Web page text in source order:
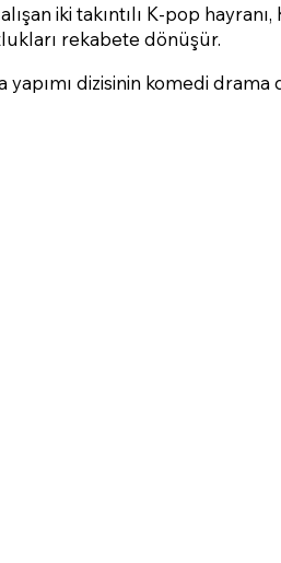
iki takıntılı K-pop
rekabete dönüşür.
yapımı dizisinin komedi